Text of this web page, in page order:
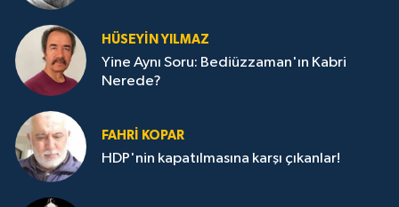
HÜSEYIN YILMAZ
Yine Aynı Soru: Bediüzzaman'ın Kabri
Nerede?
FAHRI KOPAR
HDP'nin kapatılmasına karşı çıkanlar!